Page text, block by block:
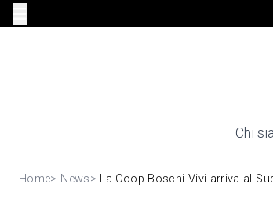
Chi
Home> News> La Coop Boschi Vivi arriva al